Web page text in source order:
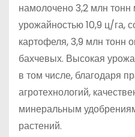
намолочено 3,2 млн тонн
урожайностью 10,9 ц/га,
картофеля, 3,9 млн тонн
бахчевых. Высокая
в том числе, благодаря
агротехнологий,
минеральным
растений.